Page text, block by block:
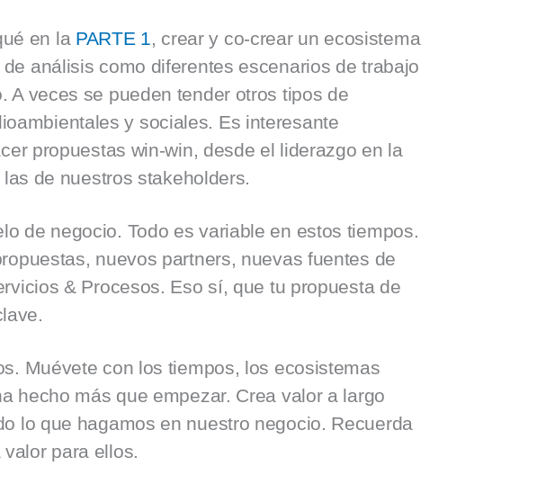
en la PARTE 1, crear y co-crear un ecosistema
análisis como diferentes escenarios de trabajo
A veces se pueden tender otros tipos de
y sociales. Es interesante
propuestas win-win, desde el liderazgo en la
de nuestros stakeholders.
de negocio. Todo es variable en estos tiempos.
nuevos partners, nuevas fuentes de
& Procesos. Eso sí, que tu propuesta de
Muévete con los tiempos, los ecosistemas
hecho más que empezar. Crea valor a largo
lo que hagamos en nuestro negocio. Recuerda
para ellos.